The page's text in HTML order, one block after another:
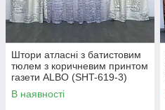
Штори атласні з батистовим
тюлем з коричневим принтом
газети ALBO (SHT-619-3)
В наявності